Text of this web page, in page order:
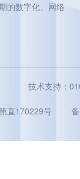
的数字化、网络
技术支持：
直170229号